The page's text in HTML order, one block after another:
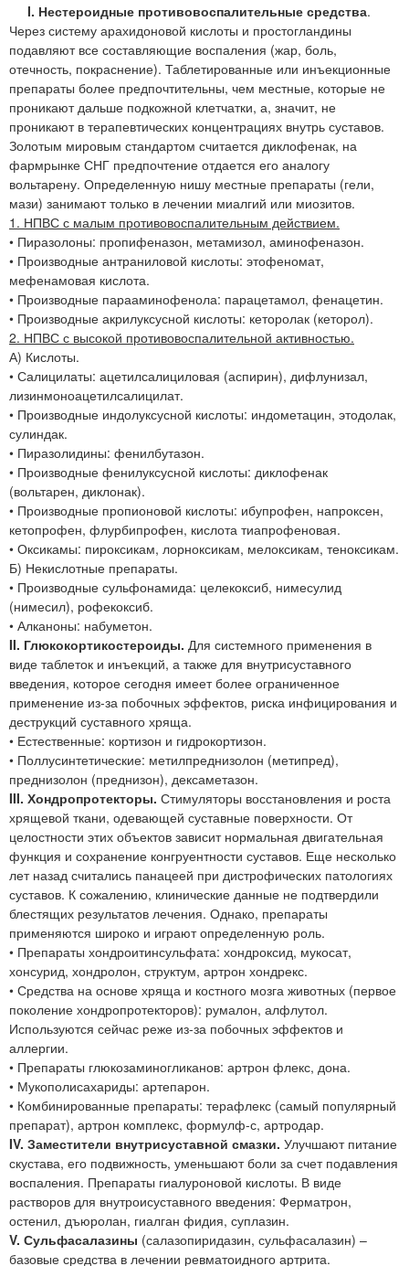
I. Нестероидные противовоспалительные средства.
Через систему арахидоновой кислоты и простогландины
подавляют все составляющие воспаления (жар, боль,
отечность, покраснение). Таблетированные или инъекционные
препараты более предпочтительны, чем местные, которые не
проникают дальше подкожной клетчатки, а, значит, не
проникают в терапевтических концентрациях внутрь суставов.
Золотым мировым стандартом считается диклофенак, на
фармрынке СНГ предпочтение отдается его аналогу
вольтарену. Определенную нишу местные препараты (гели,
мази) занимают только в лечении миалгий или миозитов.
1. НПВС с малым противовоспалительным действием.
• Пиразолоны: пропифеназон, метамизол, аминофеназон.
• Производные антраниловой кислоты: этофеномат,
мефенамовая кислота.
• Производные парааминофенола: парацетамол, фенацетин.
• Производные акрилуксусной кислоты: кеторолак (кеторол).
2. НПВС с высокой противовоспалительной активностью.
А) Кислоты.
• Салицилаты: ацетилсалициловая (аспирин), дифлунизал,
лизинмоноацетилсалицилат.
• Производные индолуксусной кислоты: индометацин, этодолак,
сулиндак.
• Пиразолидины: фенилбутазон.
• Производные фенилуксусной кислоты: диклофенак
(вольтарен, диклонак).
• Производные пропионовой кислоты: ибупрофен, напроксен,
кетопрофен, флурбипрофен, кислота тиапрофеновая.
• Оксикамы: пироксикам, лорноксикам, мелоксикам, теноксикам.
Б) Некислотные препараты.
• Производные сульфонамида: целекоксиб, нимесулид
(нимесил), рофекоксиб.
• Алканоны: набуметон.
II. Глюкокортикостероиды. Для системного применения в
виде таблеток и инъекций, а также для внутрисуставного
введения, которое сегодня имеет более ограниченное
применение из-за побочных эффектов, риска инфицирования и
деструкций суставного хряща.
• Естественные: кортизон и гидрокортизон.
• Поллусинтетические: метилпреднизолон (метипред),
преднизолон (преднизон), дексаметазон.
III. Хондропротекторы. Стимуляторы восстановления и роста
хрящевой ткани, одевающей суставные поверхности. От
целостности этих объектов зависит нормальная двигательная
функция и сохранение конгруентности суставов. Еще несколько
лет назад считались панацеей при дистрофических патологиях
суставов. К сожалению, клинические данные не подтвердили
блестящих результатов лечения. Однако, препараты
применяются широко и играют определенную роль.
• Препараты хондроитинсульфата: хондроксид, мукосат,
хонсурид, хондролон, структум, артрон хондрекс.
• Средства на основе хряща и костного мозга животных (первое
поколение хондропротекторов): румалон, алфлутол.
Используются сейчас реже из-за побочных эффектов и
аллергии.
• Препараты глюкозаминогликанов: артрон флекс, дона.
• Мукополисахариды: артепарон.
• Комбинированные препараты: терафлекс (самый популярный
препарат), артрон комплекс, формулф-с, артродар.
IV. Заместители внутрисуставной смазки. Улучшают питание
скустава, его подвижность, уменьшают боли за счет подавления
воспаления. Препараты гиалуроновой кислоты. В виде
растворов для внутроисуставного введения: Ферматрон,
остенил, дъюролан, гиалган фидия, суплазин.
V. Сульфасалазины (салазопиридазин, сульфасалазин) –
базовые средства в лечении ревматоидного артрита.